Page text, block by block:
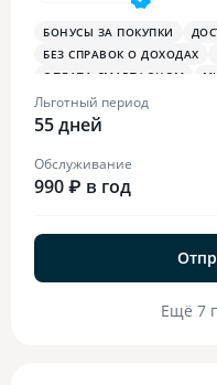
БОНУСЫ ЗА ПОКУПКИ
БЕЗ СПРАВОК О ДОХОДАХ
ОПЛАТА СМАРТФОНОМ
БОНУСЫ В РЕСТОРАНАХ
Льготный период
55 дней
Обслуживание
990 ₽ в год
Ещё 7